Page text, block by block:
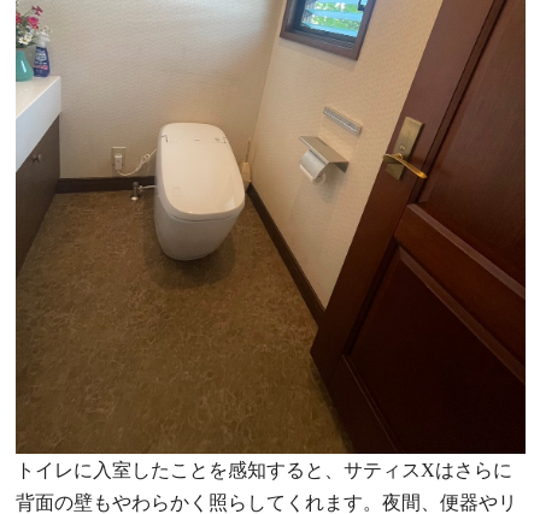
トイレに入室したことを感知すると、サティスXはさらに
背面の壁もやわらかく照らしてくれます。夜間、便器やリ